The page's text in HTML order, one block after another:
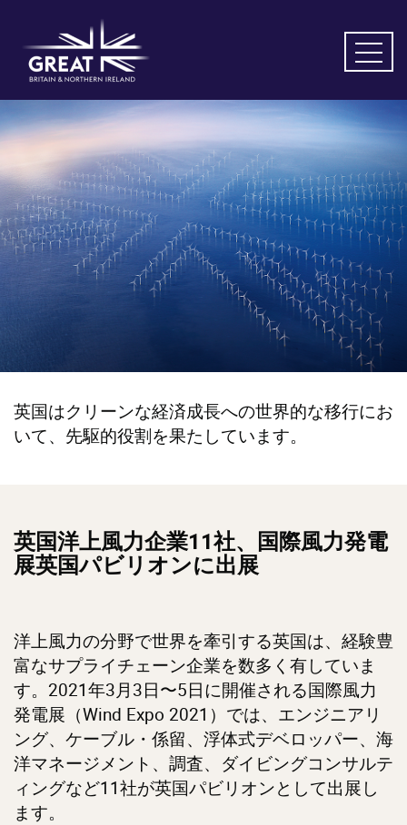
英国はクリーンな経済成長への世界的な移行にお
いて、先駆的役割を果たしています。
英国洋上風力企業11社、国際風力発電
展英国パビリオンに出展
洋上風力の分野で世界を牽引する英国は、経験豊
富なサプライチェーン企業を数多く有していま
す。2021年3月3日〜5日に開催される国際風力
発電展（Wind Expo 2021）では、エンジニアリ
ング、ケーブル・係留、浮体式デベロッパー、海
洋マネージメント、調査、ダイビングコンサルテ
ィングなど11社が英国パビリオンとして出展し
ます。